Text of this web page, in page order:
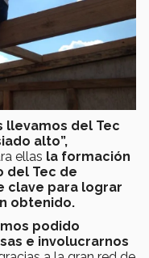
llevamos del Tec
alto”,
ellas la formación
del Tec de
clave para lograr
obtenido.
podido
e involucrarnos